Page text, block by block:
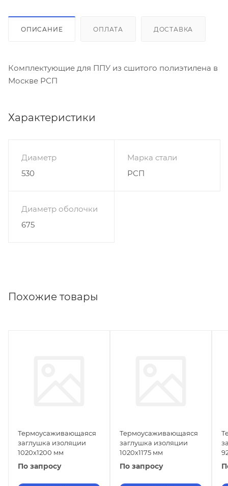
ОПИСАНИЕ ОПЛАТА ДОСТАВКА
Комплектующие для ППУ из сшитого полиэтилена в
Москве РСП
Характеристики
Диаметр
530
Марка стали
РСП
Диаметр оболочки
675
Похожие товары
Термоусаживающаяся
заглушка изоляции
1020х1200 мм
По запросу
Термоусаживающаяся
заглушка изоляции
1020х1175 мм
По запросу